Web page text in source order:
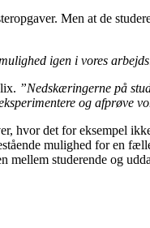
Men at de
igen i vores
”Nedskæringerne på
og afprøve
hvor det for eksempel
mulighed for en
studerende og